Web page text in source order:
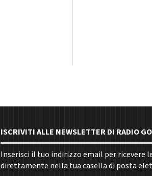
ISCRIVITI ALLE NEWSLETTER DI RADIO
Inserisci il tuo indirizzo email per ricevere
direttamente nella tua casella di posta